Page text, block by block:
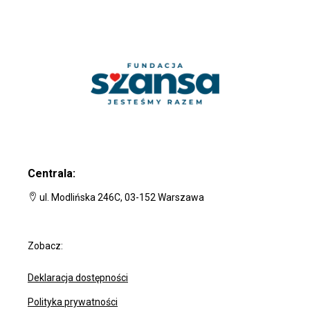
Centrala:
ul. Modlińska 246C, 03-152 Warszawa
Zobacz:
Deklaracja dostępności
Polityka prywatności